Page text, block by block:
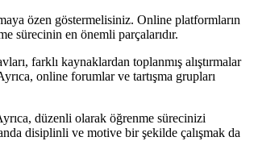
özen göstermelisiniz. Online platformların
sürecinin en önemli parçalarıdır.
farklı kaynaklardan toplanmış alıştırmalar
online forumlar ve tartışma grupları
düzenli olarak öğrenme sürecinizi
disiplinli ve motive bir şekilde çalışmak da